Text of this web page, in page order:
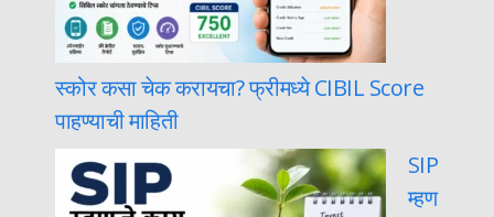
स्कोर कसा चेक करायचा? फ्रीमध्ये CIBIL Score
पाहण्याची माहिती
SIP
म्हण